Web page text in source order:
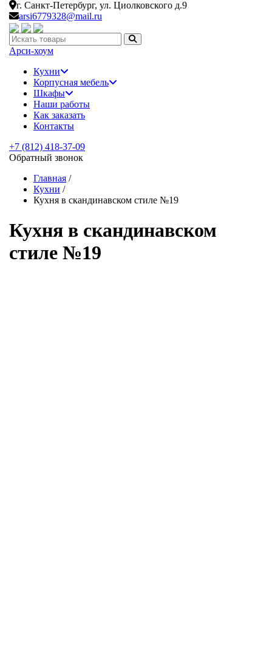
г. Санкт-Петербург, ул. Циолковского д.9
arsi6779328@mail.ru
Искать:
Арси-хоум
Кухни
Корпусная мебель
Шкафы
Наши работы
Как заказать
Контакты
+7 (812) 418-37-09
Обратный звонок
Главная /
Кухни /
Кухня в скандинавском стиле №19
Кухня в скандинавском
стиле №19